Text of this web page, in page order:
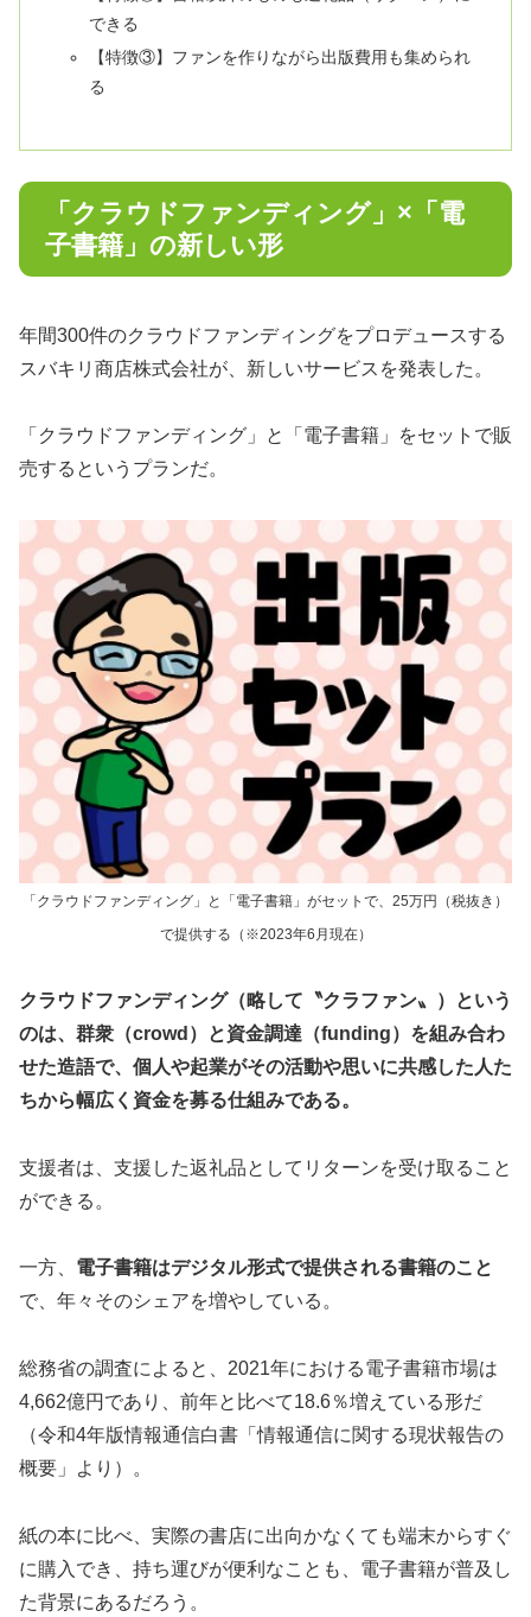
できる
【特徴③】ファンを作りながら出版費用も集められ
る
「クラウドファンディング」×「電
子書籍」の新しい形
年間300件のクラウドファンディングをプロデュースする
スバキリ商店株式会社が、新しいサービスを発表した。
「クラウドファンディング」と「電子書籍」をセットで販
売するというプランだ。
「クラウドファンディング」と「電子書籍」がセットで、25万円（税抜き）
で提供する（※2023年6月現在）
クラウドファンディング（略して〝クラファン〟）という
のは、群衆（crowd）と資金調達（funding）を組み合わ
せた造語で、個人や起業がその活動や思いに共感した人た
ちから幅広く資金を募る仕組みである。
支援者は、支援した返礼品としてリターンを受け取ること
ができる。
一方、 電子書籍はデジタル形式で提供される書籍のこと
で、年々そのシェアを増やしている。
総務省の調査によると、2021年における電子書籍市場は
4,662億円であり、前年と比べて18.6％増えている形だ
（令和4年版情報通信白書「情報通信に関する現状報告の
概要」より）。
紙の本に比べ、実際の書店に出向かなくても端末からすぐ
に購入でき、持ち運びが便利なことも、電子書籍が普及し
た背景にあるだろう。